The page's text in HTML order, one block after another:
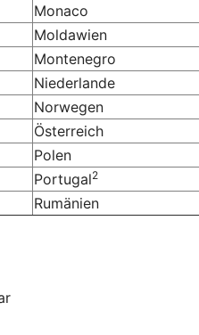
Monaco
Moldawien
Montenegro
Niederlande
Norwegen
Österreich
Polen
Portugal2
Rumänien